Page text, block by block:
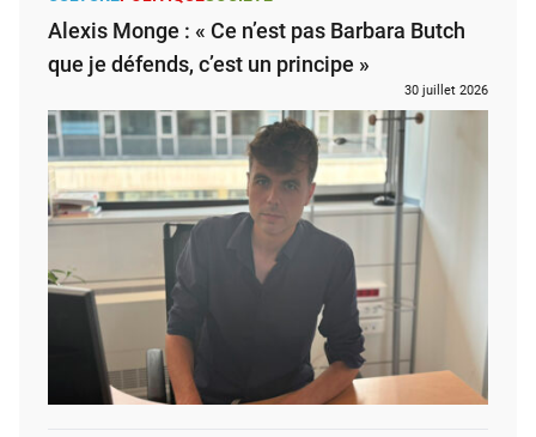
Alexis Monge : « Ce n’est pas Barbara Butch
que je défends, c’est un principe »
30 juillet 2026